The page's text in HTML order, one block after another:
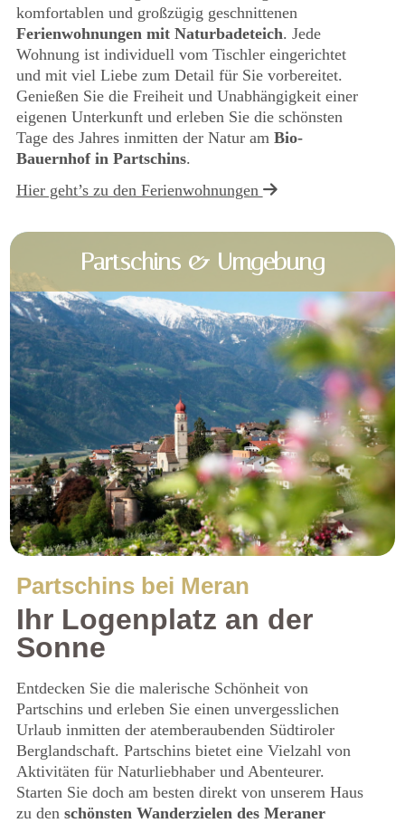
komfortablen und großzügig geschnittenen
Ferienwohnungen mit Naturbadeteich. Jede
Wohnung ist individuell vom Tischler eingerichtet
und mit viel Liebe zum Detail für Sie vorbereitet.
Genießen Sie die Freiheit und Unabhängigkeit einer
eigenen Unterkunft und erleben Sie die schönsten
Tage des Jahres inmitten der Natur am Bio-
Bauernhof in Partschins.
Hier geht’s zu den Ferienwohnungen
Partschins & Umgebung
Partschins bei Meran
Ihr Logenplatz an der
Sonne
Entdecken Sie die malerische Schönheit von
Partschins und erleben Sie einen unvergesslichen
Urlaub inmitten der atemberaubenden Südtiroler
Berglandschaft. Partschins bietet eine Vielzahl von
Aktivitäten für Naturliebhaber und Abenteurer.
Starten Sie doch am besten direkt von unserem Haus
zu den schönsten Wanderzielen des Meraner